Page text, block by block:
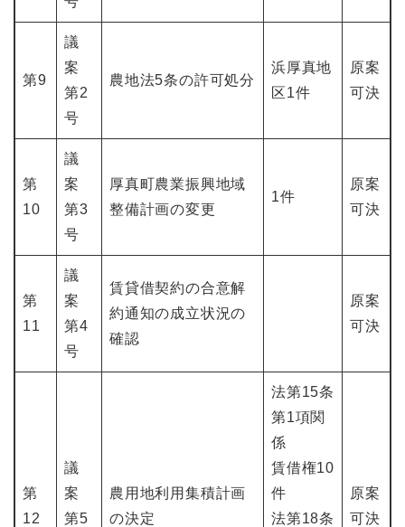
第9
議
案
第2
号
農地法5条の許可処分
浜厚真地
区1件
原案
可決
第
10
議
案
第3
号
厚真町農業振興地域
整備計画の変更
1件
原案
可決
第
11
議
案
第4
号
賃貸借契約の合意解
約通知の成立状況の
確認
原案
可決
第
12
議
案
第5
農用地利用集積計画
の決定
法第15条
第1項関
係
賃借権10
件
法第18条
原案
可決